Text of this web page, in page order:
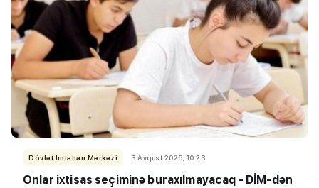
Dövlət İmtahan Mərkəzi 3 Avqust 2026, 10:23
Onlar ixtisas seçiminə buraxılmayacaq - DİM-dən